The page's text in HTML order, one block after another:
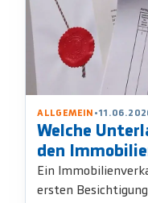
ALLGEMEIN •
Welche
den
Ein
ersten